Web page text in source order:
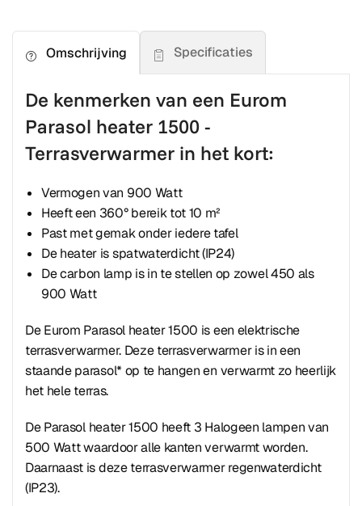
Omschrijving Specificaties
De kenmerken van een Eurom
Parasol heater 1500 -
Terrasverwarmer in het kort:
Vermogen van 900 Watt
Heeft een 360° bereik tot 10 m²
Past met gemak onder iedere tafel
De heater is spatwaterdicht (IP24)
De carbon lamp is in te stellen op zowel 450 als
900 Watt
De Eurom Parasol heater 1500 is een elektrische
terrasverwarmer. Deze terrasverwarmer is in een
staande parasol* op te hangen en verwarmt zo heerlijk
het hele terras.
De Parasol heater 1500 heeft 3 Halogeen lampen van
500 Watt waardoor alle kanten verwarmt worden.
Daarnaast is deze terrasverwarmer regenwaterdicht
(IP23).